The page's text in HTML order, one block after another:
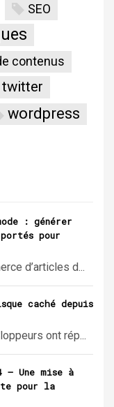
SEO
contenus
twitter
wordpress
: générer
pour
d’articles d...
caché depuis
ont rép...
Une mise à
pour la